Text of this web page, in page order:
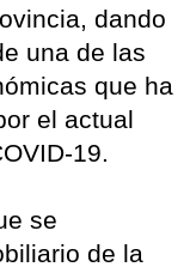
dando
una de las
que ha
el actual
19.
se
de la